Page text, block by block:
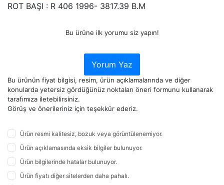
ROT BAŞI : R 406 1996- 3817.39 B.M
Bu ürüne ilk yorumu siz yapın!
Yorum Yaz
Bu ürünün fiyat bilgisi, resim, ürün açıklamalarında ve diğer
konularda yetersiz gördüğünüz noktaları öneri formunu kullanarak
tarafımıza iletebilirsiniz.
Görüş ve önerileriniz için teşekkür ederiz.
Ürün resmi kalitesiz, bozuk veya görüntülenemiyor.
Ürün açıklamasında eksik bilgiler bulunuyor.
Ürün bilgilerinde hatalar bulunuyor.
Ürün fiyatı diğer sitelerden daha pahalı.